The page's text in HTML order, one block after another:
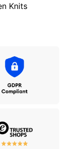
Knits